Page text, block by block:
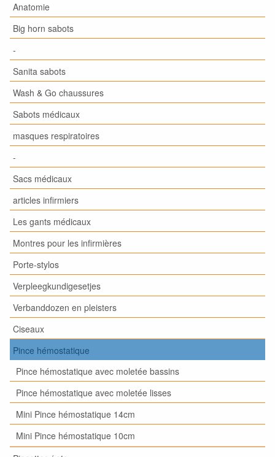
Anatomie
Big horn sabots
-
Sanita sabots
Wash & Go chaussures
Sabots médicaux
masques respiratoires
-
Sacs médicaux
articles infirmiers
Les gants médicaux
Montres pour les infirmières
Porte-stylos
Verpleegkundigesetjes
Verbanddozen en pleisters
Ciseaux
Pince hémostatique
Pince hémostatique avec moletée bassins
Pince hémostatique avec moletée lisses
Mini Pince hémostatique 14cm
Mini Pince hémostatique 10cm